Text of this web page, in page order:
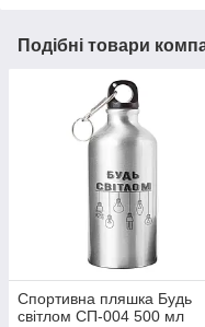
Подібні товари
Спортивна пляшка Будь
світлом СП-004 500 мл